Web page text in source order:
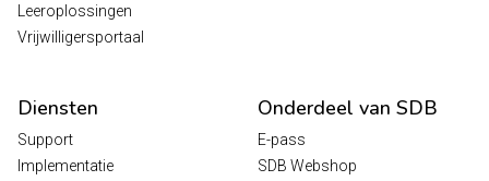
Leeroplossingen
Vrijwilligersportaal
Diensten
Support
Implementatie
Onderdeel van SDB
E-pass
SDB Webshop